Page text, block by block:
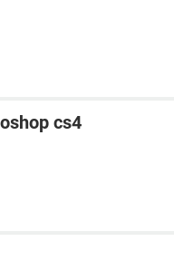
cs4